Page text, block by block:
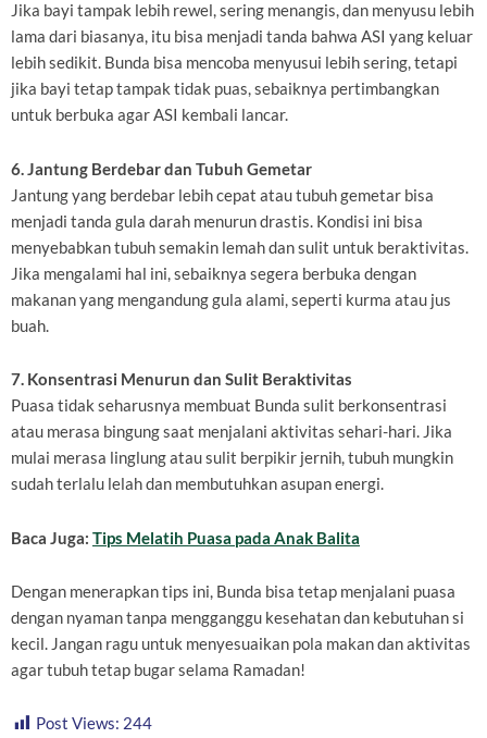
Jika bayi tampak lebih rewel, sering menangis, dan menyusu lebih
lama dari biasanya, itu bisa menjadi tanda bahwa ASI yang keluar
lebih sedikit. Bunda bisa mencoba menyusui lebih sering, tetapi
jika bayi tetap tampak tidak puas, sebaiknya pertimbangkan
untuk berbuka agar ASI kembali lancar.
6. Jantung Berdebar dan Tubuh Gemetar
Jantung yang berdebar lebih cepat atau tubuh gemetar bisa
menjadi tanda gula darah menurun drastis. Kondisi ini bisa
menyebabkan tubuh semakin lemah dan sulit untuk beraktivitas.
Jika mengalami hal ini, sebaiknya segera berbuka dengan
makanan yang mengandung gula alami, seperti kurma atau jus
buah.
7. Konsentrasi Menurun dan Sulit Beraktivitas
Puasa tidak seharusnya membuat Bunda sulit berkonsentrasi
atau merasa bingung saat menjalani aktivitas sehari-hari. Jika
mulai merasa linglung atau sulit berpikir jernih, tubuh mungkin
sudah terlalu lelah dan membutuhkan asupan energi.
Baca Juga: Tips Melatih Puasa pada Anak Balita
Dengan menerapkan tips ini, Bunda bisa tetap menjalani puasa
dengan nyaman tanpa mengganggu kesehatan dan kebutuhan si
kecil. Jangan ragu untuk menyesuaikan pola makan dan aktivitas
agar tubuh tetap bugar selama Ramadan!
Post Views: 244